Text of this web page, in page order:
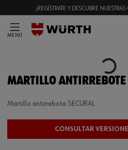
¡REGÍSTRATE Y DESCUBRE
MENÚ
Loading...
MARTILLO ANTIRREBOTE
Martillo antirrebote SECURAL
CONSULTAR